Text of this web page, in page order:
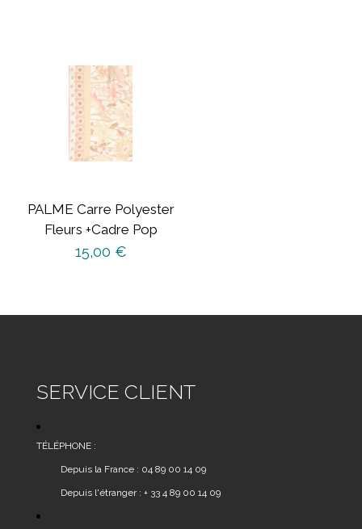
PALME Carre Polyester
Fleurs +Cadre Pop
15,00 €
SERVICE CLIENT
TÉLÉPHONE :
Depuis la France : 04 89 00 14 09
Depuis l'étranger : + 33 4 89 00 14 09